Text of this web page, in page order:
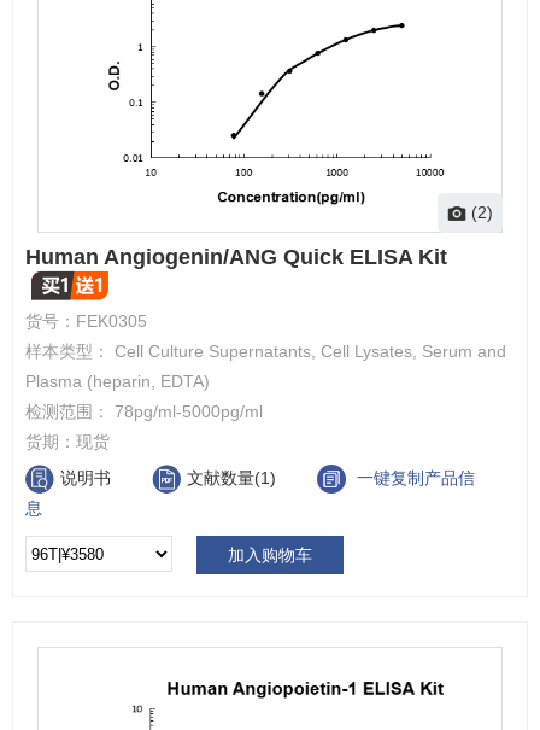
(2)
Human Angiogenin/ANG Quick ELISA Kit
货号： FEK0305
样本类型： Cell Culture Supernatants, Cell Lysates, Serum and
Plasma (heparin, EDTA)
检测范围： 78pg/ml-5000pg/ml
货期： 现货
说明书
文献数量(1)
一键复制产品信
息
加入购物车